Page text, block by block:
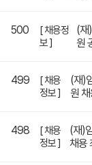
500
[ 채용정
보 ]
(재
원
499
[ 채용
정보 ]
(재)
원
498
[ 채용
정보 ]
(재)
채용